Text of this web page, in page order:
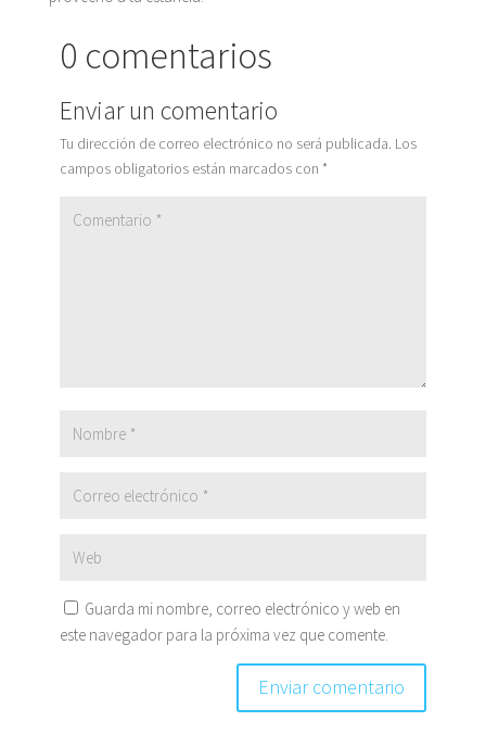
0 comentarios
Enviar un comentario
Tu dirección de correo electrónico no será publicada. Los
campos obligatorios están marcados con *
Guarda mi nombre, correo electrónico y web en
este navegador para la próxima vez que comente.
Enviar comentario